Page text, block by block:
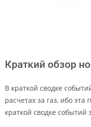
Краткий обзор
В краткой сводке
расчетах за газ, ибо
краткой сводке событий